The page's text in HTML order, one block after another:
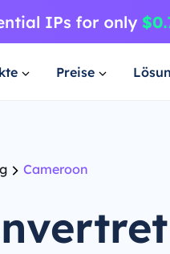
Preise
Cameroon